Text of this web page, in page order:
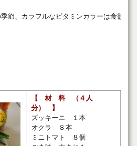
節、カラフルなビタミンカラーは食欲を
【 材 料 （４人
分） 】
ズッキーニ １本
オクラ ８本
ミニトマト ８個